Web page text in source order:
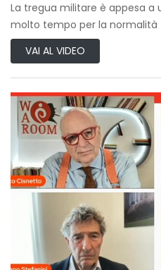
La tregua militare è appesa a
molto tempo per la normalità
VAI AL VIDEO